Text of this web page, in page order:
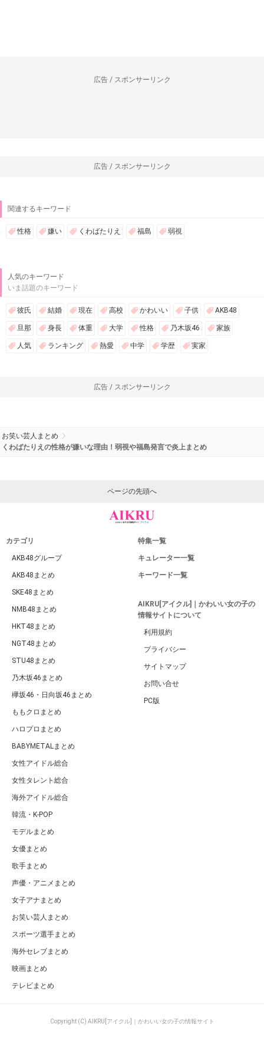
広告 / スポンサーリンク
広告 / スポンサーリンク
関連するキーワード
性格 嫌い くわばたりえ 福島 弱視
人気のキーワード
いま話題のキーワード
彼氏 結婚 現在 高校 かわいい 子供 AKB48
旦那 身長 体重 大学 性格 乃木坂46 家族
人気 ランキング 熱愛 中学 学歴 実家
広告 / スポンサーリンク
お笑い芸人まとめ
くわばたりえの性格が嫌いな理由！弱視や福島発言で炎上まとめ
ページの先頭へ
カテゴリ
AKB48グループ
AKB48まとめ
SKE48まとめ
NMB48まとめ
HKT48まとめ
NGT48まとめ
STU48まとめ
乃木坂46まとめ
欅坂46・日向坂46まとめ
ももクロまとめ
ハロプロまとめ
BABYMETALまとめ
女性アイドル総合
女性タレント総合
海外アイドル総合
韓流・K-POP
モデルまとめ
女優まとめ
歌手まとめ
声優・アニメまとめ
女子アナまとめ
お笑い芸人まとめ
スポーツ選手まとめ
海外セレブまとめ
映画まとめ
テレビまとめ
特集一覧
キュレーター一覧
キーワード一覧
AIKRU[アイクル]｜かわいい女の子の
情報サイトについて
利用規約
プライバシー
サイトマップ
お問い合せ
PC版
Copyright (C) AIKRU[アイクル]｜かわいい女の子の情報サイト